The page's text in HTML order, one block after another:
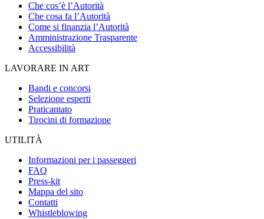
Che cos’è l’Autorità
Che cosa fa l’Autorità
Come si finanzia l’Autorità
Amministrazione Trasparente
Accessibilità
LAVORARE IN ART
Bandi e concorsi
Selezione esperti
Praticantato
Tirocini di formazione
UTILITÀ
Informazioni per i passeggeri
FAQ
Press-kit
Mappa del sito
Contatti
Whistleblowing